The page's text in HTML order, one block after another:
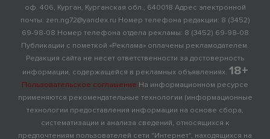
оф. 406, Курган, Курганская обл., 640018 Адрес электронной
почты: zen.ng72@yandex.ru Номер телефона редакции: 8 (3452)
69-98-08 Номер телефона отдела рекламы: 8 (3452) 69-98-08
Публикации с пометкой «Реклама» оплачены рекламодателем.
Редакция сайта не несет ответственности за достоверность
информации, содержащейся в рекламных объявлениях. 18+
Пользовательское соглашение На информационном ресурсе
применяются рекомендательные технологии (информационные
технологии предоставления информации на основе сбора,
систематизации и анализа сведений, относящихся к
предпочтениям пользователей сети "Интернет", находящихся на